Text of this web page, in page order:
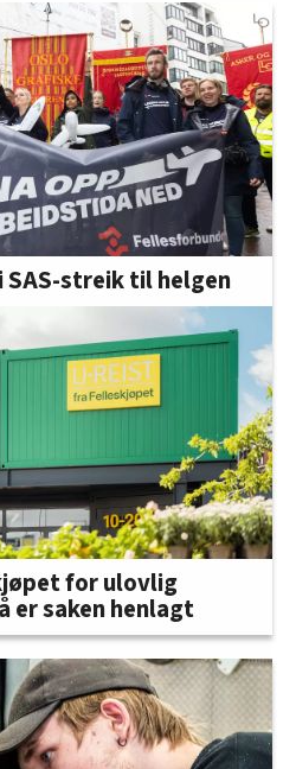
streik til helgen
for ulovlig
er saken henlagt